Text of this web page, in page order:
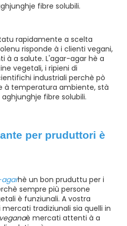
fibre solubili.
rapidamente a scelta
risponde à i clienti vegani,
à a salute. L'agar-agar hè a
vegetali, i ripieni di
industriali perchè pò
à temperatura ambiente, stà
fibre solubili.
per pruduttori è
hè un bon pruduttu per i
sempre più persone
è funziunali. A vostra
tradiziunali sia quelli in
è mercati attenti à a